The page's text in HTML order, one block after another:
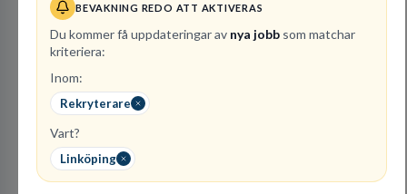
BEVAKNING REDO ATT AKTIVERAS
Du kommer få uppdateringar av nya jobb som matchar
kriteriera:
Inom:
Rekryterare
Vart?
Linköping